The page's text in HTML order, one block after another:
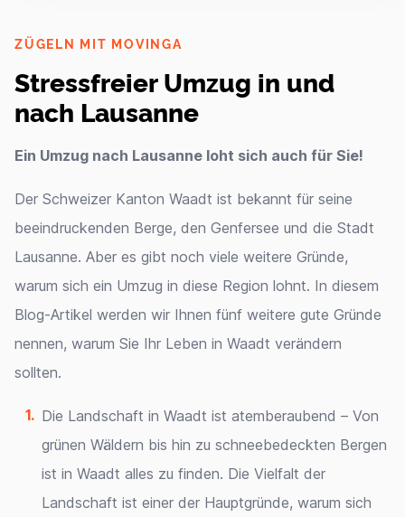
ZÜGELN MIT MOVINGA
Stressfreier Umzug in und
nach Lausanne
Ein Umzug nach Lausanne loht sich auch für Sie!
Der Schweizer Kanton Waadt ist bekannt für seine
beeindruckenden Berge, den Genfersee und die Stadt
Lausanne. Aber es gibt noch viele weitere Gründe,
warum sich ein Umzug in diese Region lohnt. In diesem
Blog-Artikel werden wir Ihnen fünf weitere gute Gründe
nennen, warum Sie Ihr Leben in Waadt verändern
sollten.
Die Landschaft in Waadt ist atemberaubend – Von
grünen Wäldern bis hin zu schneebedeckten Bergen
ist in Waadt alles zu finden. Die Vielfalt der
Landschaft ist einer der Hauptgründe, warum sich